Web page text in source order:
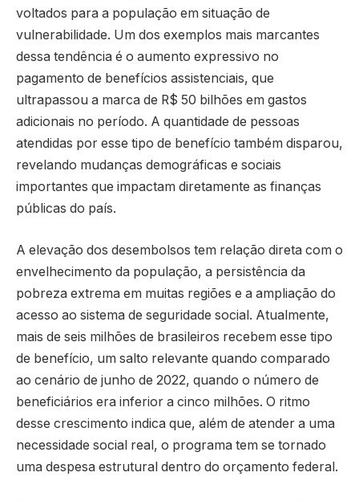
voltados para a população em situação de
vulnerabilidade. Um dos exemplos mais marcantes
dessa tendência é o aumento expressivo no
pagamento de benefícios assistenciais, que
ultrapassou a marca de R$ 50 bilhões em gastos
adicionais no período. A quantidade de pessoas
atendidas por esse tipo de benefício também disparou,
revelando mudanças demográficas e sociais
importantes que impactam diretamente as finanças
públicas do país.
A elevação dos desembolsos tem relação direta com o
envelhecimento da população, a persistência da
pobreza extrema em muitas regiões e a ampliação do
acesso ao sistema de seguridade social. Atualmente,
mais de seis milhões de brasileiros recebem esse tipo
de benefício, um salto relevante quando comparado
ao cenário de junho de 2022, quando o número de
beneficiários era inferior a cinco milhões. O ritmo
desse crescimento indica que, além de atender a uma
necessidade social real, o programa tem se tornado
uma despesa estrutural dentro do orçamento federal.